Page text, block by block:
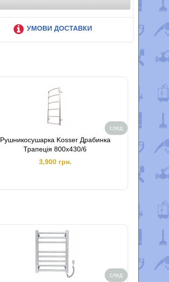
УМОВИ ДОСТАВКИ
Рушникосушарка Kosser Драбинка
Трапецiя 800х430/6
3,900 грн.
след
след